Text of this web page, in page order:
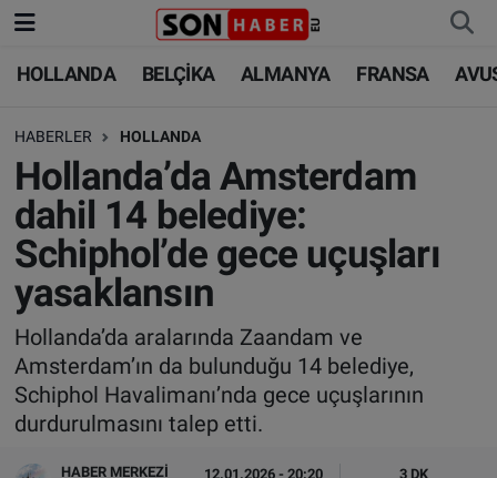
HOLLANDA BELÇİKA ALMANYA FRANSA
HABERLER HOLLANDA
Hollanda’da Amsterdam
dahil 14 belediye:
Schiphol’de gece uçuşları
yasaklansın
Hollanda’da aralarında Zaandam ve
Amsterdam’ın da bulunduğu 14 belediye,
Schiphol Havalimanı’nda gece uçuşlarının
durdurulmasını talep etti.
HABER MERKEZI 12.01.2026 - 20:20 3 DK
HOLLANDA
BELÇİKA
ALMANYA
FRANSA
AVUSTURYA
SAĞLIK - YAŞAM
BİLİM-TEKNOLOJİ
HOLLANDA
BELÇİKA
ALMANYA
TÜRKİYE
DÜNYA
BİLİM-TEKNOLOJİ
SAĞLIK
Nöbetçi Eczaneler
Hava Durumu
Trafik Durumu
Süper Lig Puan Durumu ve Fikstür
Tüm Manşetler
Son Dakika Haberleri
Haber Arşivi